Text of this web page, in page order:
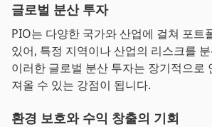
글로벌 분산 투자
PIO는 다양한 국가와 산업에 걸쳐 포트
있어, 특정 지역이나 산업의 리스크를
이러한 글로벌 분산 투자는 장기적으로
져올 수 있는 강점이 됩니다.
환경 보호와 수익 창출의 기회